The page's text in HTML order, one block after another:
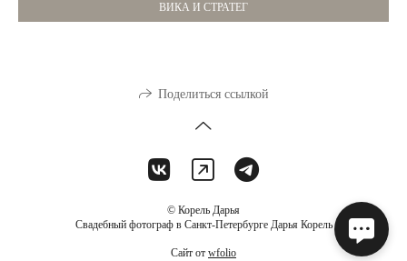
ВИКА И СТРАТЕГ
Поделиться ссылкой
© Корель Дарья
Свадебный фотограф в Санкт-Петербурге Дарья Корель
Сайт от wfolio